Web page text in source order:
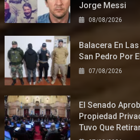
Jorge Messi
08/08/2026
Balacera En
San Pedro Por
07/08/2026
El Senado
Propiedad
Tuvo Que